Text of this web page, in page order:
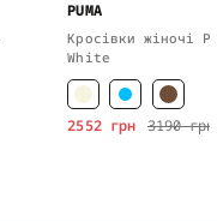
PUMA
Кросівки жіночі
White
3190 грн
2552 грн